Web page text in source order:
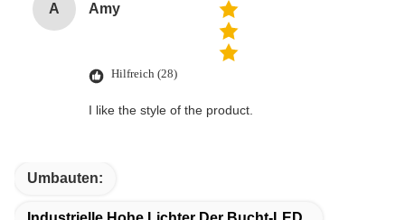
A Amy
Hilfreich (28)
I like the style of the product.
Umbauten: